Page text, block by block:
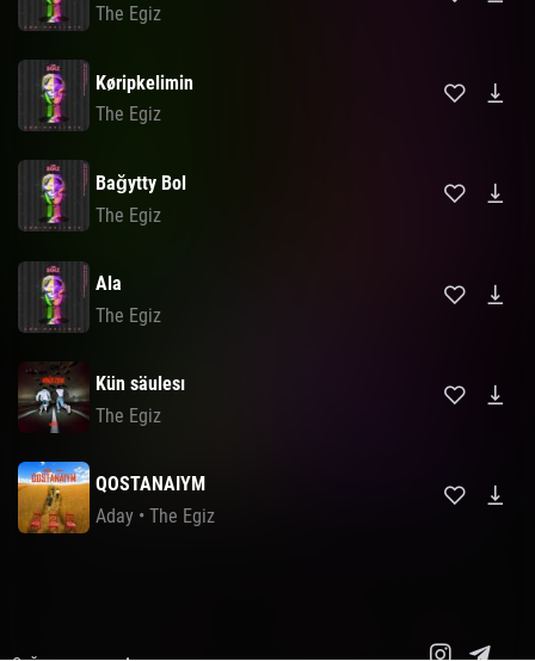
The Egiz
Køripkelimin
The Egiz
Bağytty Bol
The Egiz
Ala
The Egiz
Kün säulesı
The Egiz
QOSTANAIYM
Aday • The Egiz